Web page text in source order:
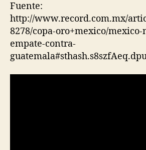
Fuente:
http://www.record.com.mx/
8278/copa-oro+mexico/mexico-
empate-contra-